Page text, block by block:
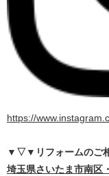
https://
▼▽▼リフォームのご
埼玉県さいたま市南区